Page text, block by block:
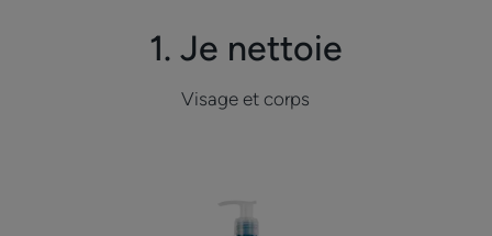
1. Je nettoie
Visage et corps
nettoyant